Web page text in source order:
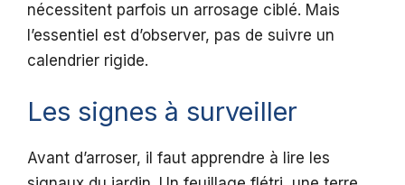
nécessitent parfois un arrosage ciblé. Mais
l’essentiel est d’observer, pas de suivre un
calendrier rigide.
Les signes à surveiller
Avant d’arroser, il faut apprendre à lire les